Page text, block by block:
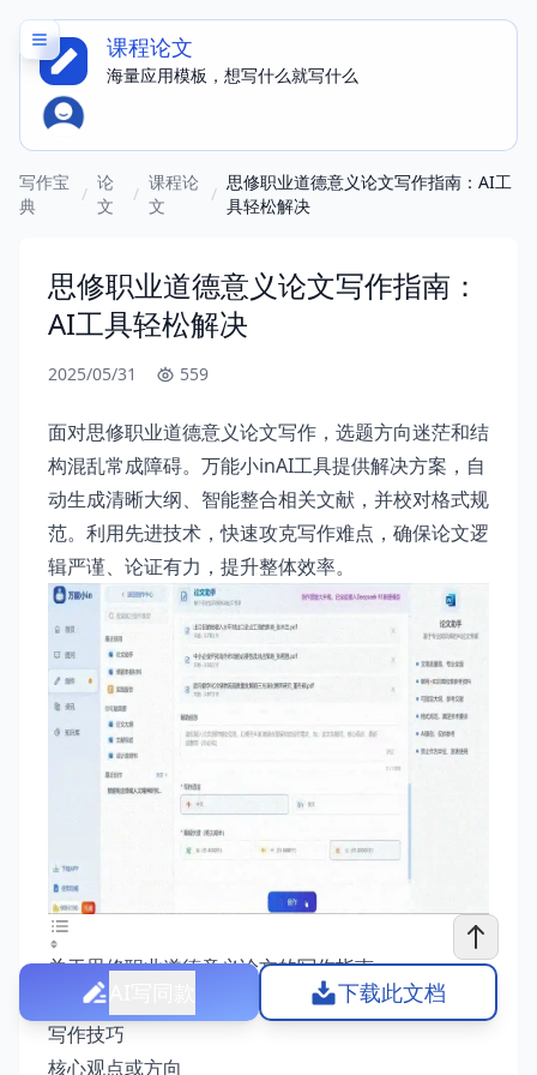
课程论文
海量应用模板，想写什么就写什么
写作宝
典
/
论
文
/
课程论
文
/
思修职业道德意义论文写作指南：AI工
具轻松解决
思修职业道德意义论文写作指南：
AI工具轻松解决
2025/05/31 559
面对思修职业道德意义论文写作，选题方向迷茫和结
构混乱常成障碍。万能小inAI工具提供解决方案，自
动生成清晰大纲、智能整合相关文献，并校对格式规
范。利用先进技术，快速攻克写作难点，确保论文逻
辑严谨、论证有力，提升整体效率。
关于思修职业道德意义论文的写作指南
写作思路
写作技巧
核心观点或方向
下载此文档